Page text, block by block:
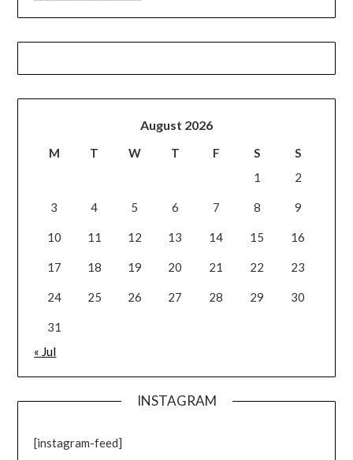
August 2026
M T W T F S
S
1
2
3 4 5 6 7 8 9
10 11 12 13 14 15 16
17 18 19 20 21 22 23
24 25 26 27 28 29 30
31
« Jul
INSTAGRAM
[instagram-feed]